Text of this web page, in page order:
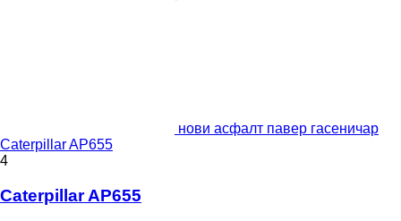
нови асфалт павер гасеничар
Caterpillar AP655
4
Caterpillar AP655